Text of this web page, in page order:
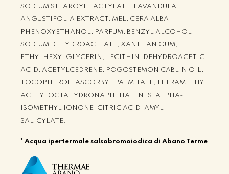
SODIUM STEAROYL LACTYLATE, LAVANDULA
ANGUSTIFOLIA EXTRACT, MEL, CERA ALBA,
PHENOXYETHANOL, PARFUM, BENZYL ALCOHOL,
SODIUM DEHYDROACETATE, XANTHAN GUM,
ETHYLHEXYLGLYCERIN, LECITHIN, DEHYDROACETIC
ACID, ACETYLCEDRENE, POGOSTEMON CABLIN OIL,
TOCOPHEROL, ASCORBYL PALMITATE, TETRAMETHYL
ACETYLOCTAHYDRONAPHTHALENES, ALPHA-
ISOMETHYL IONONE, CITRIC ACID, AMYL
SALICYLATE.
* Acqua ipertermale salsobromoiodica di Abano Terme